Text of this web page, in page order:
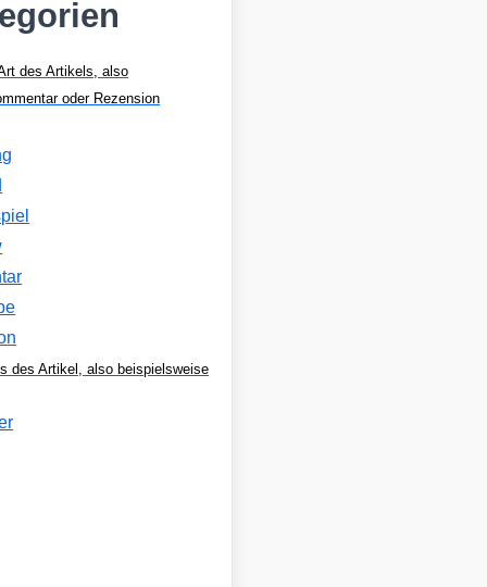
des Artikels, also
oder Rezension
des Artikel, also beispielsweise